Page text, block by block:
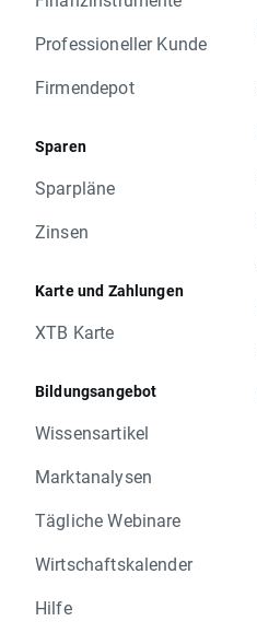
Professioneller Kunde
Firmendepot
Sparen
Sparpläne
Zinsen
Karte und Zahlungen
XTB Karte
Bildungsangebot
Wissensartikel
Marktanalysen
Tägliche Webinare
Wirtschaftskalender
Hilfe